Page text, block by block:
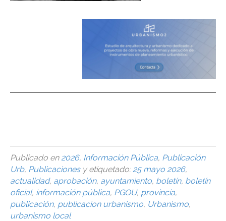
Publicado en2026, Información Pública, Publicación
Urb, Publicacionesy etiquetado:25 mayo 2026,
actualidad, aprobación, ayuntamiento, boletín, boletín
oficial, información pública, PGOU, provincia,
publicación, publicacion urbanismo, Urbanismo,
urbanismo local